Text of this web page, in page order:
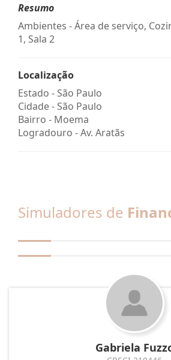
Resumo
Ambientes - Área de serviço,
1, Sala 2
Localização
Estado -São Paulo
Cidade -São Paulo
Bairro - Moema
Logradouro -Av. Aratãs
Simuladores de
Gabriela